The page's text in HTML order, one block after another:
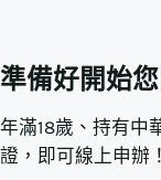
準備好開始
年滿18歲、持有中
證，即可線上申辦！